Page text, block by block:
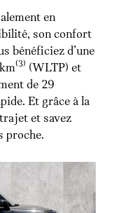
en
son confort
bénéficiez d’une
(3) (WLTP) et
de 29
Et grâce à la
et savez
proche.